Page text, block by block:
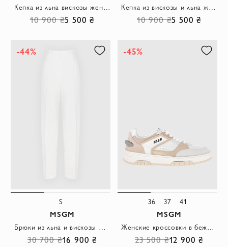
Кепка из льна вискозы женская черная
10 900 ₴5 500 ₴
Кепка из вискозы и льна женская бежевая
10 900 ₴5 500 ₴
-44%
S
MSGM
Брюки из льна и вискозы женские белые
30 700 ₴16 900 ₴
-45%
36 37 41
MSGM
Женские кроссовки в бежево-белой гамме с комбинацией гладкой кожи и замшевых вставок
23 500 ₴12 900 ₴